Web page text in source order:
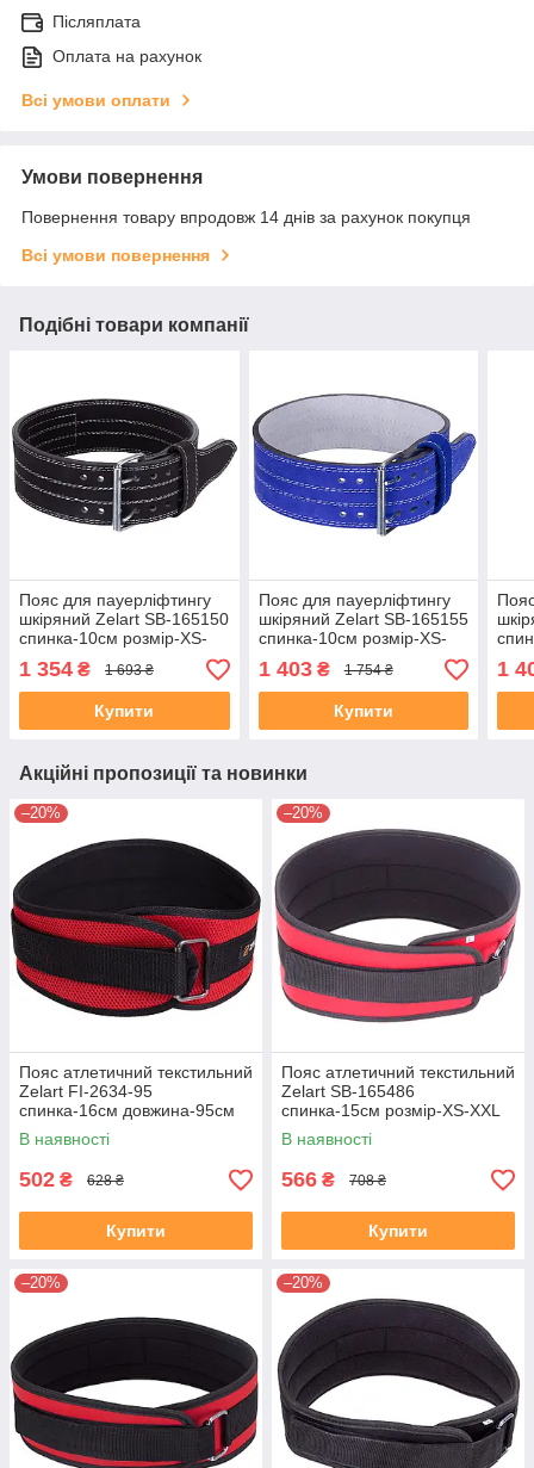
Післяплата
Оплата на рахунок
Всі умови оплати
Умови повернення
Повернення товару впродовж 14 днів за рахунок покупця
Всі умови повернення
Подібні товари компанії
Пояс для пауерліфтингу
шкіряний Zelart SB-165150
спинка-10см розмір-XS-
XXL чорний
1 354 ₴ 1 693 ₴
Купити
Пояс для пауерліфтингу
шкіряний Zelart SB-165155
спинка-10см розмір-XS-
XXL синій
1 403₴ 1 754 ₴
Купити
1
Акційні пропозиції та новинки
–20%
Пояс атлетичний текстильний
Zelart FI-2634-95
спинка-16см довжина-95см
червоний
В наявності
502 ₴ 628 ₴
Купити
–20%
Пояс атлетичний текстильний
Zelart SB-165486
спинка-15см розмір-XS-XXL
червоний
В наявності
566 ₴ 708 ₴
Купити
–20% –20%